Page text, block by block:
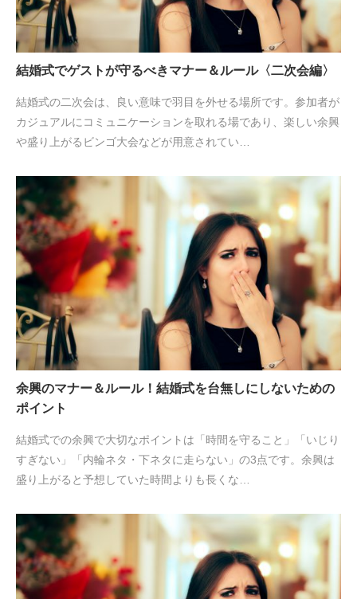
結婚式でゲストが守るべきマナー＆ルール〈二次会編〉
結婚式の二次会は、良い意味で羽目を外せる場所です。参加者が
カジュアルにコミュニケーションを取れる場であり、楽しい余興
や盛り上がるビンゴ大会などが用意されてい…
余興のマナー＆ルール！結婚式を台無しにしないための
ポイント
結婚式での余興で大切なポイントは「時間を守ること」「いじり
すぎない」「内輪ネタ・下ネタに走らない」の3点です。余興は
盛り上がると予想していた時間よりも長くな…